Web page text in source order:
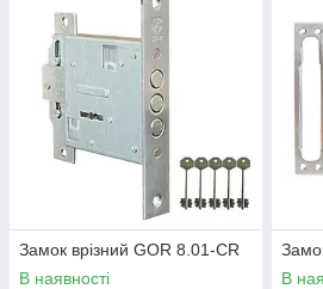
Замок врізний GOR 8.01-CR
В наявності
В